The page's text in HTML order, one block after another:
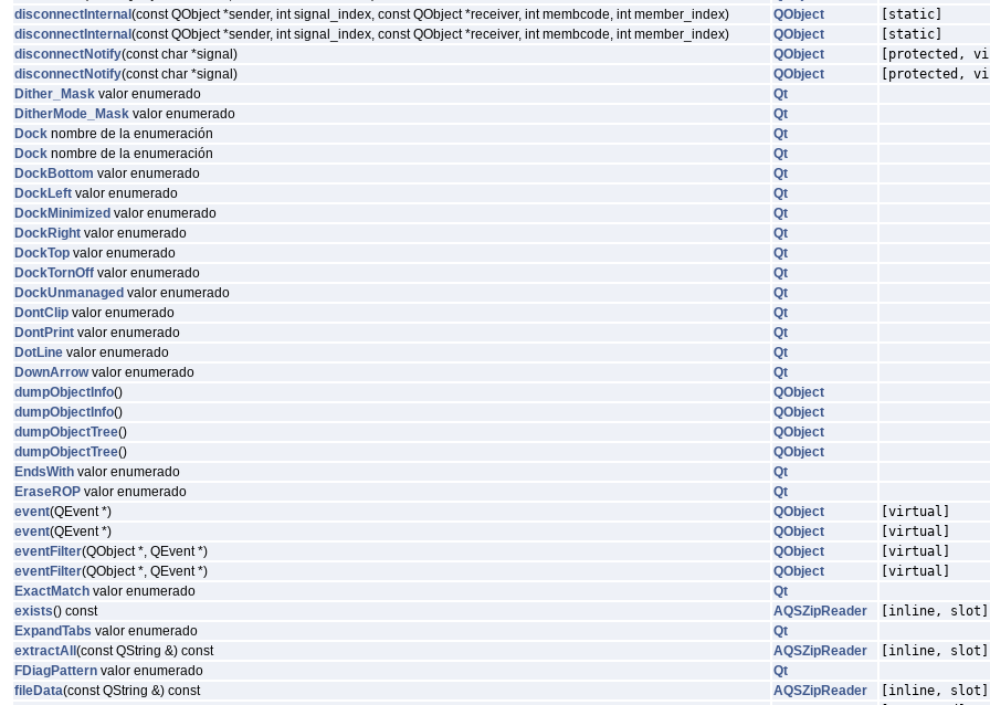
disconnectInternal (const QObject *sender, int signal_index, const QObject *receiver, int membcode, int member_index) QObject
[static]
disconnectInternal (const QObject *sender, int signal_index, const QObject *receiver, int membcode, int member_index) QObject
[static]
disconnectNotify(const char *signal) QObject
[protected,
disconnectNotify(const char *signal) QObject
[protected,
Dither_Mask valor enumerado
Qt
DitherMode_Mask valor enumerado
Qt
Dock nombre de la enumeración
Qt
Dock nombre de la enumeración
Qt
DockBottom valor enumerado
Qt
DockLeft valor enumerado
Qt
DockMinimized valor enumerado
Qt
DockRight valor enumerado
Qt
DockTop valor enumerado
Qt
DockTornOff valor enumerado
Qt
DockUnmanaged valor enumerado
Qt
DontClip valor enumerado
Qt
DontPrint valor enumerado
Qt
DotLine valor enumerado
Qt
DownArrowvalor enumerado
Qt
dumpObjectInfo()
QObject
dumpObjectInfo()
QObject
dumpObjectTree()
QObject
dumpObjectTree()
QObject
EndsWith valor enumerado
Qt
EraseROP valor enumerado
Qt
event(QEvent *) QObject
[virtual]
event(QEvent *) QObject
[virtual]
eventFilter(QObject *, QEvent *) QObject
[virtual]
eventFilter(QObject *, QEvent *) QObject
[virtual]
ExactMatch valor enumerado
Qt
exists() const AQSZipReader
[inline, slot]
ExpandTabs valor enumerado
Qt
extractAll (const QString &) const AQSZipReader
[inline, slot]
FDiagPattern valor enumerado
Qt
fileData(const QString &) const AQSZipReader
[inline, slot]